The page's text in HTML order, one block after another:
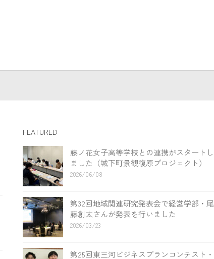
FEATURED
藤ノ花女子高等学校との連携がスタートし
ました（城下町景観復原プロジェクト）
2026/06/08
第32回地域関連研究発表会で経営学部・尾
藤創太さんが発表を行いました
2026/03/23
第25回東三河ビジネスプランコンテスト・